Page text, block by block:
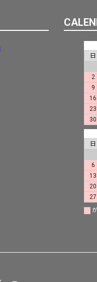
日
2
9
16
23
30
日
6
13
20
27